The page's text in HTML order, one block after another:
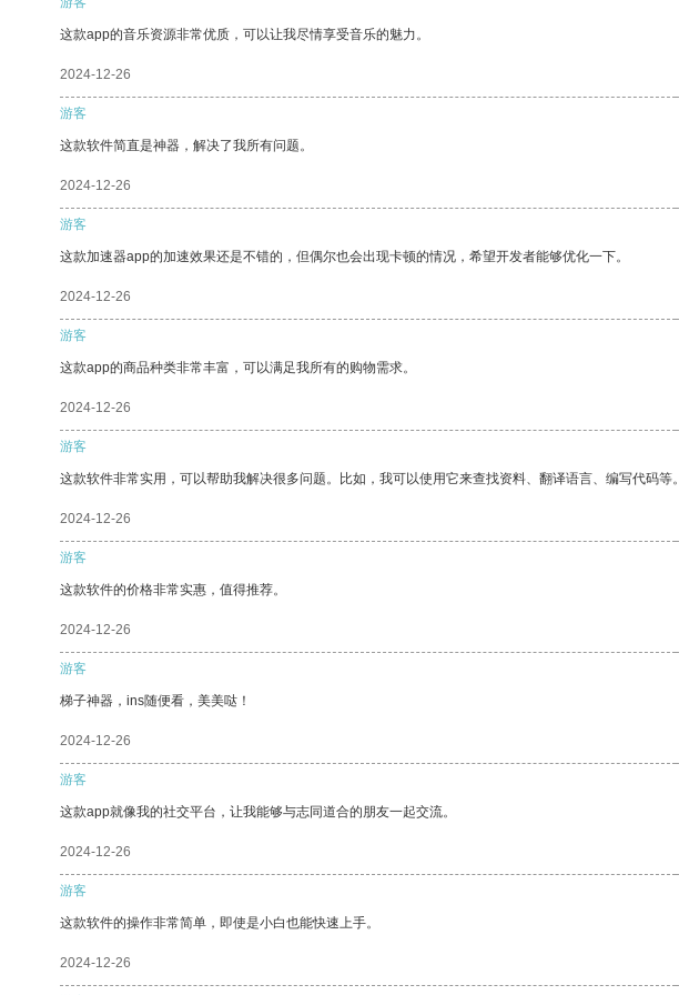
这款app的音乐资源非常优质，可以让我尽情享受音乐的魅力。
2024-12-26
游客
这款软件简直是神器，解决了我所有问题。
2024-12-26
游客
这款加速器app的加速效果还是不错的，但偶尔也会出现卡顿的情况，希望开发者能够优化一下。
2024-12-26
游客
这款app的商品种类非常丰富，可以满足我所有的购物需求。
2024-12-26
游客
这款软件非常实用，可以帮助我解决很多问题。比如，我可以使用它来查找资料、翻译语言、编写代码等。
2024-12-26
游客
这款软件的价格非常实惠，值得推荐。
2024-12-26
游客
梯子神器，ins随便看，美美哒！
2024-12-26
游客
这款app就像我的社交平台，让我能够与志同道合的朋友一起交流。
2024-12-26
游客
这款软件的操作非常简单，即使是小白也能快速上手。
2024-12-26